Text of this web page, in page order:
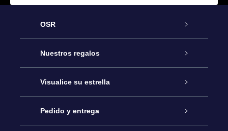
OSR
Atención
Contáctanos
Blog
Nuestros regalos
Regalo Estrella Online
Paquete de Regalo OSR
Visualice su estrella
Registro estelar
Pedido y entrega